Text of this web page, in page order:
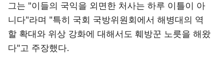
그는 "이들의 국익을 외면한 처사는 하루 이틀이 아
니다"라며 "특히 국회 국방위원회에서 해병대의 역
할 확대와 위상 강화에 대해서도 훼방꾼 노릇을 해왔
다"고 주장했다.